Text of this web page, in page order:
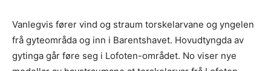
Vanlegvis fører vind og straum torskelarvane og yngelen
frå gyteområda og inn i Barentshavet. Hovudtyngda av
gytinga går føre seg i Lofoten-området. No viser nye